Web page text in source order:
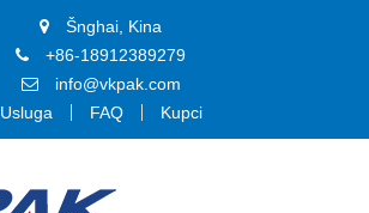
Šnghai, Kina
+86-18912389279
info@vkpak.com
Usluga
FAQ Kupci